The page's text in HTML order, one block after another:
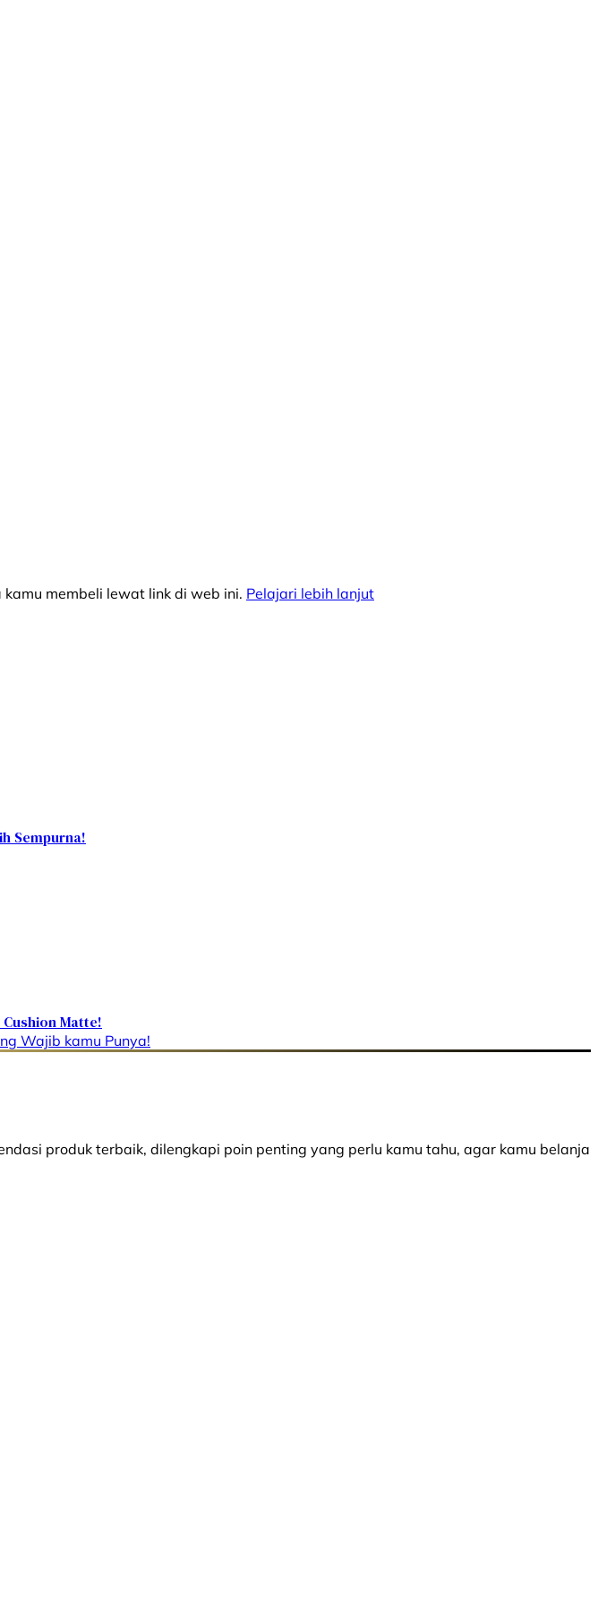
membeli lewat link di web ini. Pelajari lebih lanjut
Sempurna!
Matte!
Wajib kamu Punya!
produk terbaik, dilengkapi poin penting yang perlu kamu tahu, agar kamu belanja